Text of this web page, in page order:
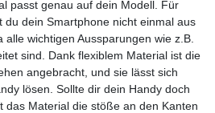
passt genau auf dein Modell. Für
du dein Smartphone nicht einmal aus
wichtigen Aussparungen wie z.B.
sind. Dank flexiblem Material ist die
angebracht, und sie lässt sich
lösen. Sollte dir dein Handy doch
das Material die stöße an den Kanten